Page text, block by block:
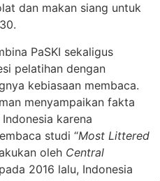
dan makan siang untuk
PaSKI sekaligus
pelatihan dengan
kebiasaan membaca.
menyampaikan fakta
karena
studi “Most Littered
oleh Central
pada 2016 lalu, Indonesia